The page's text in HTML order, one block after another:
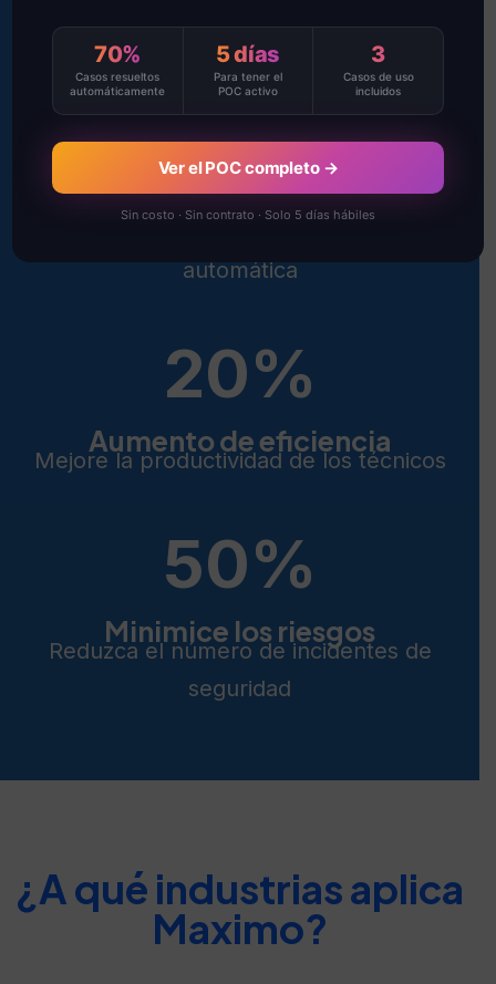
planificado
Reduzca costos
60%
automática
Aumento de eficiencia
20%
Mejore la productividad de los técnicos
Minimice los riesgos
50%
Reduzca el número de incidentes de
seguridad
¿A qué industrias aplica
Maximo?
70%
Casos resueltos
automáticamente
5 días
Para tener el
POC activo
3
Casos de uso
incluidos
Ver el POC completo →
Sin costo · Sin contrato · Solo 5 días hábiles